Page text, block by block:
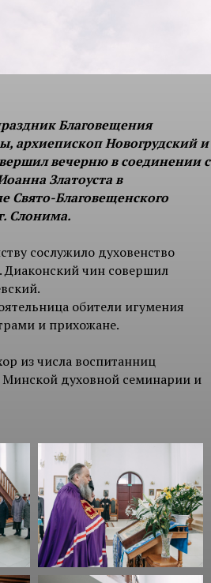
Благовещения
архиепископ Новогрудский и
вечерню в соединении с
Златоуста в
Свято-Благовещенского
Слонима.
сослужило духовенство
Диаконский чин совершил
обители игумения
и прихожане.
из числа воспитанниц
Минской духовной семинарии и